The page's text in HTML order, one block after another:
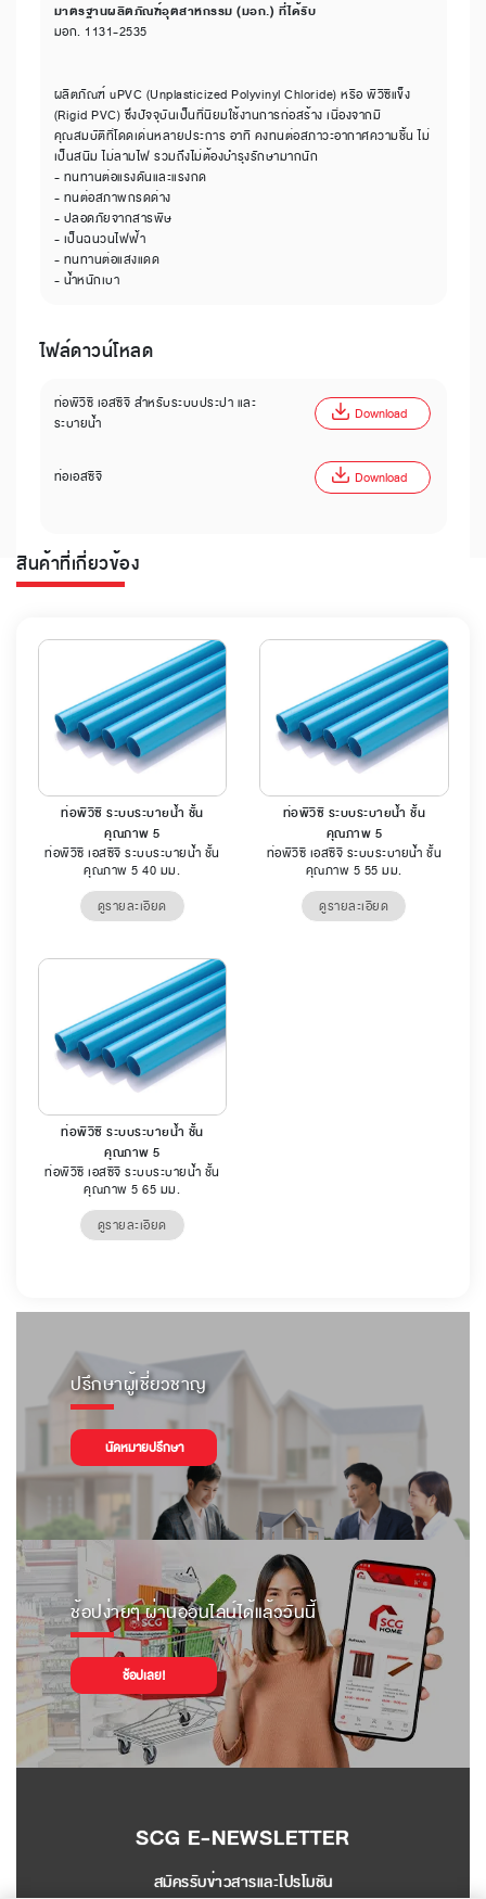
มาตรฐานผลิตภัณฑ์อุตสาหกรรม (มอก.) ที่ได้รับ
มอก. 1131-2535
ผลิตภัณฑ์ uPVC (Unplasticized Polyvinyl Chloride) หรือ พีวีซีแข็ง
(Rigid PVC) ซึ่งปัจจุบันเป็นที่นิยมใช้งานการก่อสร้าง เนื่องจากมี
คุณสมบัติที่โดดเด่นหลายประการ อาทิ คงทนต่อสภาวะอากาศความชื้น ไม่
เป็นสนิม ไม่ลามไฟ รวมถึงไม่ต้องบำรุงรักษามากนัก
- ทนทานต่อแรงดันและแรงกด
- ทนต่อสภาพกรดด่าง
- ปลอดภัยจากสารพิษ
- เป็นฉนวนไฟฟ้า
- ทนทานต่อแสงแดด
- น้ำหนักเบา
ไฟล์ดาวน์โหลด
ท่อพีวีซี เอสซีจี สำหรับระบบประปา และ
ระบายน้ำ
Download
ท่อเอสซีจี Download
สินค้าที่เกี่ยวข้อง
ท่อพีวีซี ระบบระบายน้ำ ชั้น
คุณภาพ 5
ท่อพีวีซี เอสซีจี ระบบระบายน้ำ ชั้น
คุณภาพ 5 40 มม.
ดูรายละเอียด
ท่อพีวีซี ระบบระบายน้ำ ชั้น
คุณภาพ 5
ท่อพีวีซี เอสซีจี ระบบระบายน้ำ ชั้น
คุณภาพ 5 55 มม.
ดูรายละเอียด
ท่อพีวีซี ระบบระบายน้ำ ชั้น
คุณภาพ 5
ท่อพีวีซี เอสซีจี ระบบระบายน้ำ ชั้น
คุณภาพ 5 65 มม.
ดูรายละเอียด
ปรึกษาผู้เชี่ยวชาญ
นัดหมายปรึกษา
ช้อปง่ายๆ ผ่านออนไลน์ได้แล้ววันนี้
ช้อปเลย!
SCG E-NEWSLETTER
สมัครรับข่าวสารและโปรโมชัน